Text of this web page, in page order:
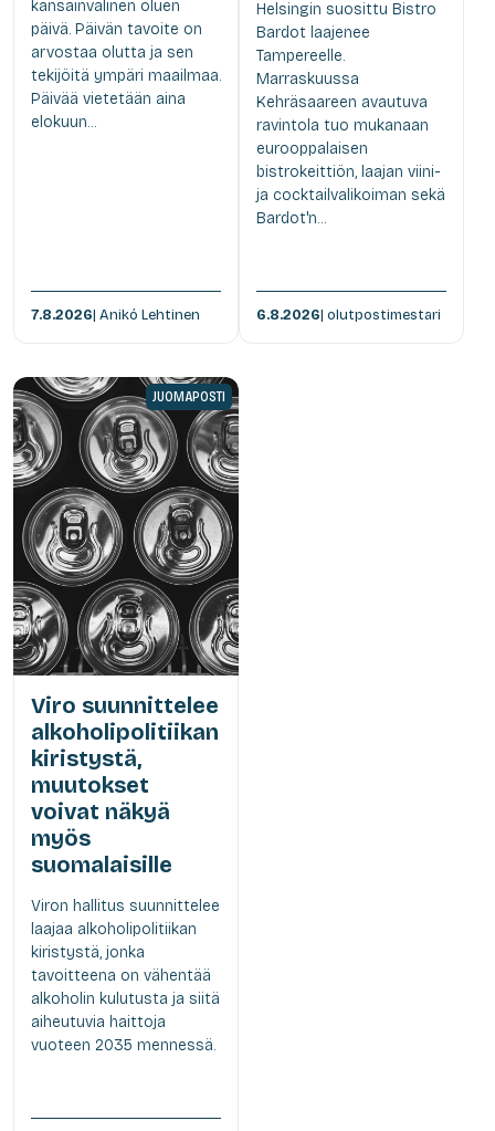
kansainvälinen oluen
päivä. Päivän tavoite on
arvostaa olutta ja sen
tekijöitä ympäri maailmaa.
Päivää vietetään aina
elokuun...
7.8.2026| Anikó Lehtinen
Helsingin suosittu Bistro
Bardot laajenee
Tampereelle.
Marraskuussa
Kehräsaareen avautuva
ravintola tuo mukanaan
eurooppalaisen
bistrokeittiön, laajan viini-
ja cocktailvalikoiman sekä
Bardot'n...
6.8.2026| olutpostimestari
JUOMAPOSTI
Viro suunnittelee
alkoholipolitiikan
kiristystä,
muutokset
voivat näkyä
myös
suomalaisille
Viron hallitus suunnittelee
laajaa alkoholipolitiikan
kiristystä, jonka
tavoitteena on vähentää
alkoholin kulutusta ja siitä
aiheutuvia haittoja
vuoteen 2035 mennessä.